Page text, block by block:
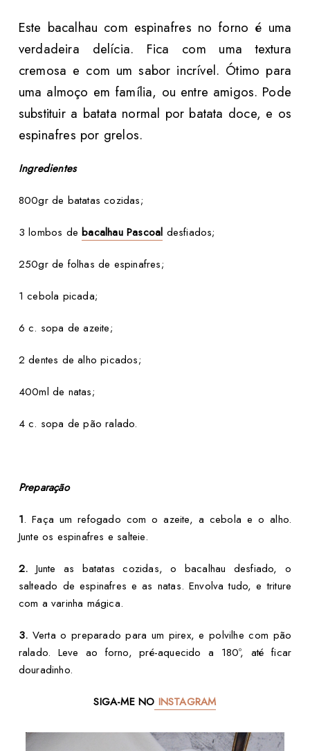
Este bacalhau com espinafres no forno é uma
verdadeira delícia. Fica com uma textura
cremosa e com um sabor incrível. Ótimo para
uma almoço em família, ou entre amigos. Pode
substituir a batata normal por batata doce, e os
espinafres por grelos.
Ingredientes
800gr de batatas cozidas;
3 lombos debacalhau Pascoal desfiados;
250gr de folhas de espinafres;
1 cebola picada;
6 c. sopa de azeite;
2 dentes de alho picados;
400ml de natas;
4 c. sopa de pão ralado.
Preparação
1. Faça um refogado com o azeite, a cebola e o alho.
Junte os espinafres e salteie.
2. Junte as batatas cozidas, o bacalhau desfiado, o
salteado de espinafres e as natas. Envolva tudo, e triture
com a varinha mágica.
3. Verta o preparado para um pirex, e polvilhe com pão
ralado. Leve ao forno, pré-aquecido a 180º, até ficar
douradinho.
SIGA-ME NO INSTAGRAM